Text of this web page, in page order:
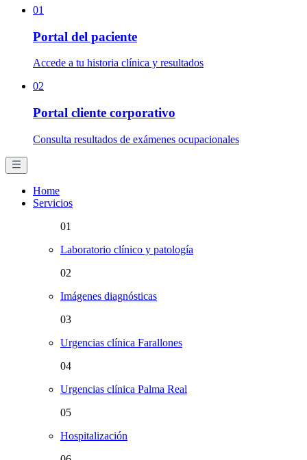
01
Portal del paciente
Accede a tu historia clínica y resultados
02
Portal cliente corporativo
Consulta resultados de exámenes ocupacionales
Home
Servicios
01
Laboratorio clínico y patología
02
Imágenes diagnósticas
03
Urgencias clínica Farallones
04
Urgencias clínica Palma Real
05
Hospitalización